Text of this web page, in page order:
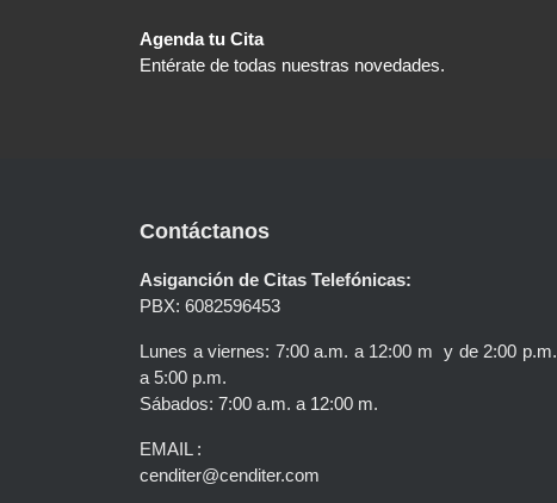
Agenda tu Cita
Entérate de todas nuestras novedades.
Contáctanos
Asiganción de Citas Telefónicas:
PBX: 6082596453
Lunes a viernes: 7:00 a.m. a 12:00 m y de 2:00 p.m.
a 5:00 p.m.
Sábados: 7:00 a.m. a 12:00 m.
EMAIL :
cenditer@cenditer.com